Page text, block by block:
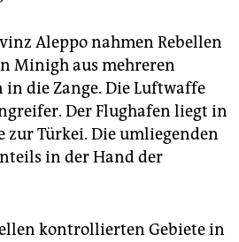
Aleppo nahmen Rebellen
Minigh aus mehreren
die Zange. Die Luftwaffe
Der Flughafen liegt in
zur Türkei. Die umliegenden
in der Hand der
kontrollierten Gebiete in